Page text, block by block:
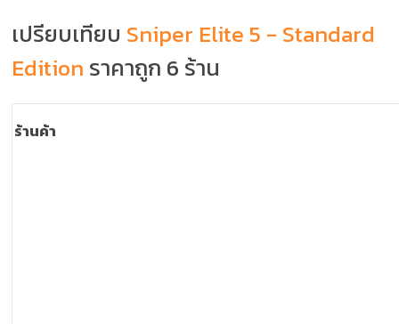
เปรียบเทียบ Sniper Elite 5 - Standard
Edition ราคาถูก 6 ร้าน
ร้านค้า